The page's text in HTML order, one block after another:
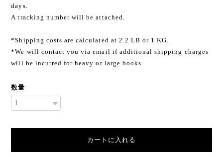
days.
A tracking number will be attached.
*Shipping costs are calculated at 2.2 LB or 1 KG.
*We will contact you via email if additional shipping charges
will be incurred for heavy or large books.
数量
カートに入れる